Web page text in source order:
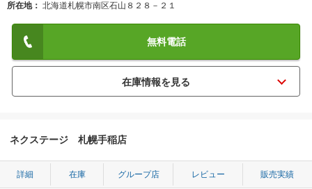
所在地
北海道札幌市南区石山８２８－２１
無料電話
ネクステージ 札幌手稲店
詳細 在庫 グループ店 レビュー 販売実績